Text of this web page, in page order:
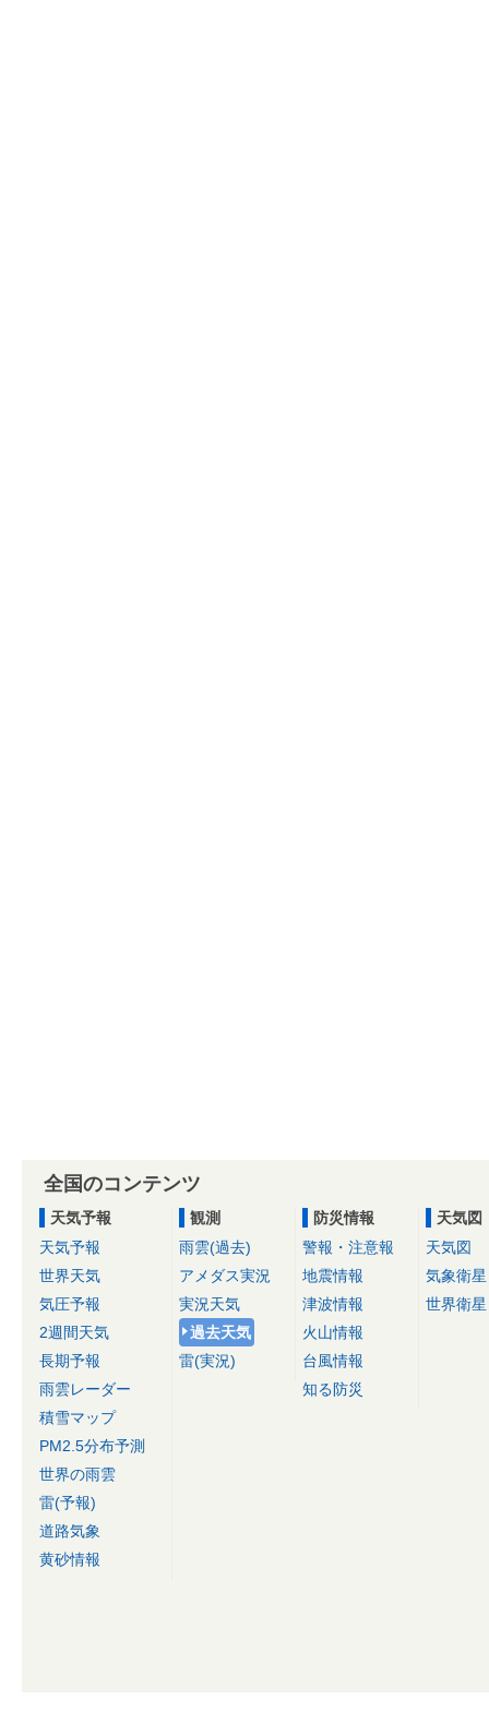
全国のコンテンツ
天気予報
天気予報
世界天気
気圧予報
2週間天気
長期予報
雨雲レーダー
積雪マップ
PM2.5分布予測
世界の雨雲
雷(予報)
道路気象
黄砂情報
観測
雨雲(過去)
アメダス実況
実況天気
過去天気
雷(実況)
防災情報
警報・注意報
地震情報
津波情報
火山情報
台風情報
知る防災
天気図
天気図
気象衛星
世界衛星